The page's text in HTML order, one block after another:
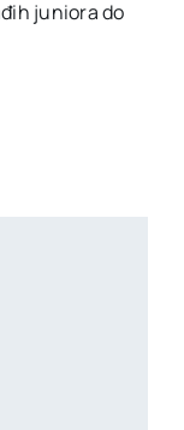
juniora do